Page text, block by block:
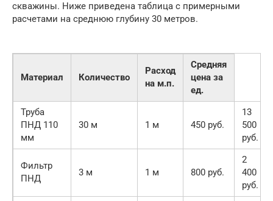
скважины. Ниже приведена таблица с примерными
расчетами на среднюю глубину 30 метров.
Материал Количество
Расход
на м.п.
Средняя
цена за
ед.
Труба
ПНД 110
мм
30 м 1 м 450 руб.
13
500
руб.
Фильтр
ПНД
3 м 1 м 800 руб.
2
400
руб.